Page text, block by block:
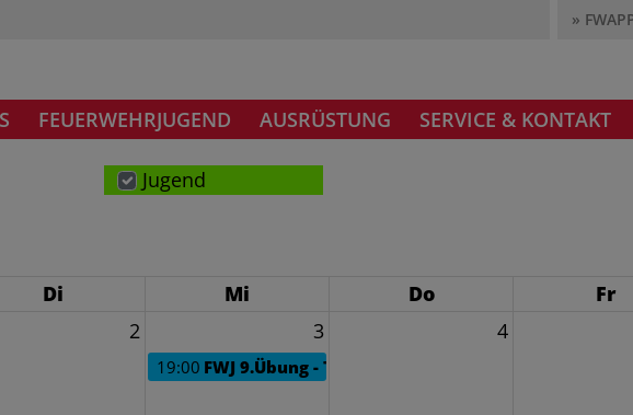
»
FEUERWEHRJUGEND AUSRÜSTUNG SERVICE & KONTAKT
Jugend
Di Mi Do Fr
2 3
19:00 FWJ 9.Übung - Technische Probe
4